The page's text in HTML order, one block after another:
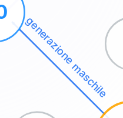
generazione maschile